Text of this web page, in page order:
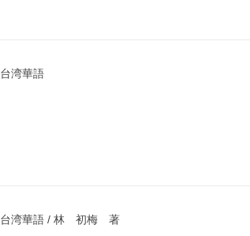
台湾華語
台湾華語 / 林 初梅 著